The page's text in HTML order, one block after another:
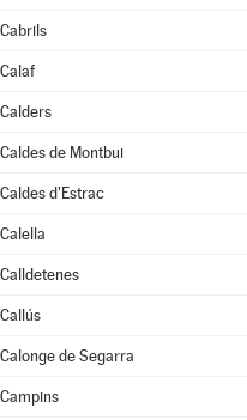
Cabrils
Calaf
Calders
Caldes de Montbui
Caldes d'Estrac
Calella
Calldetenes
Callús
Calonge de Segarra
Campins